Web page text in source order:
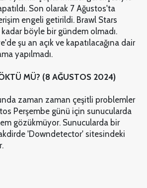
Son olarak 7 Ağustos'ta
engeli getirildi. Brawl Stars
böyle bir gündem olmadı.
şu an açık ve kapatılacağına dair
yapılmadı.
MÜ? (8 AĞUSTOS 2024)
zaman zaman çeşitli problemler
Perşembe günü için sunucularda
gözükmüyor. Sunucularda bir
'Downdetector' sitesindeki